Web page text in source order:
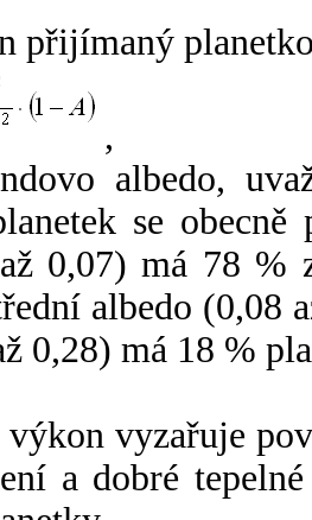
přijímaný
,
albedo,
se
0,07) má 78 %
albedo (0,08
0,28) má 18 %
výkon vyzařuje
a dobré